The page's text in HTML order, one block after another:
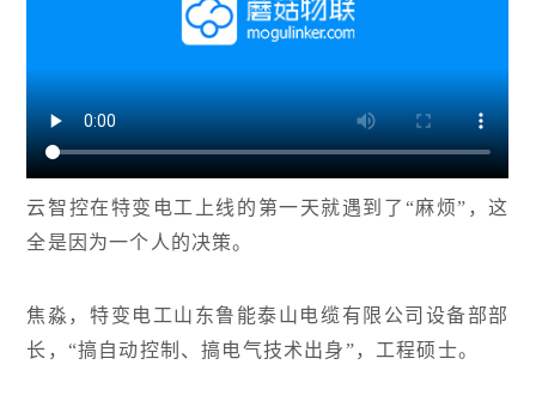
云智控在特变电工上线的第一天就遇到了“麻烦”，这
全是因为一个人的决策。
焦淼，特变电工山东鲁能泰山电缆有限公司设备部部
长，“搞自动控制、搞电气技术出身”，工程硕士。